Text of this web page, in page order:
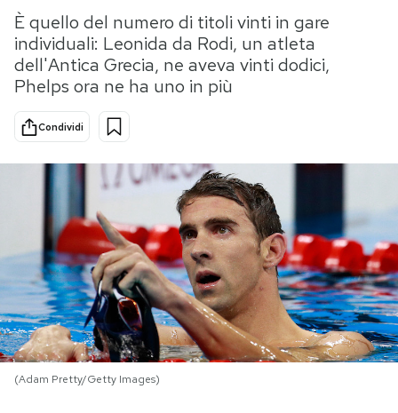
Scienza
Cultura
Economia
Sport
Media
Europa
Altrecose
PODCAST
NEWSLETTER
I MIEI PREFERITI
SHOP
È quello del numero di titoli vinti in gare
individuali: Leonida da Rodi, un atleta
dell'Antica Grecia, ne aveva vinti dodici,
Phelps ora ne ha uno in più
Condividi
(Adam Pretty/Getty Images)